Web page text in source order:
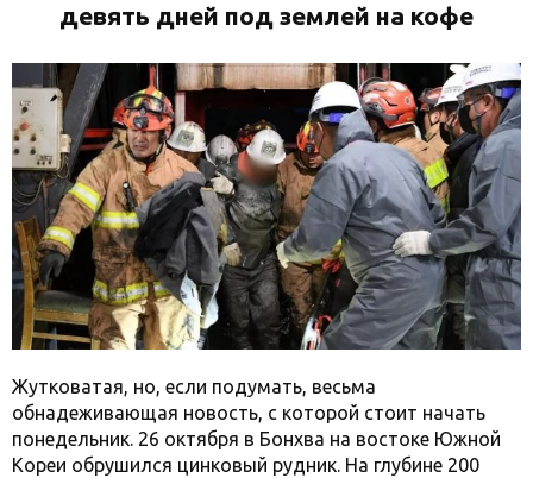
девять дней под землей на кофе
Жутковатая, но, если подумать, весьма
обнадеживающая новость, с которой стоит начать
понедельник. 26 октября в Бонхва на востоке Южной
Кореи обрушился цинковый рудник. На глубине 200